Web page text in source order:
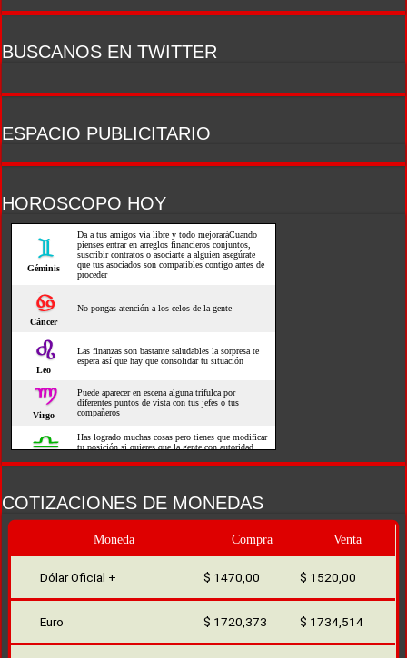
BUSCANOS EN TWITTER
ESPACIO PUBLICITARIO
HOROSCOPO HOY
COTIZACIONES DE MONEDAS
Moneda Compra Venta
Dólar Oficial + $ 1470,00 $ 1520,00
Euro $ 1720,373 $ 1734,514